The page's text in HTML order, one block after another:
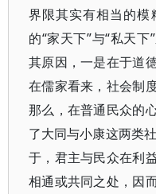
界限其实有相当的模
的“家天下”与“私天下
其原因，一是在于道
在儒家看来，社会制
那么，在普通民众的
了大同与小康这两类
于，君主与民众在利
相通或共同之处，因